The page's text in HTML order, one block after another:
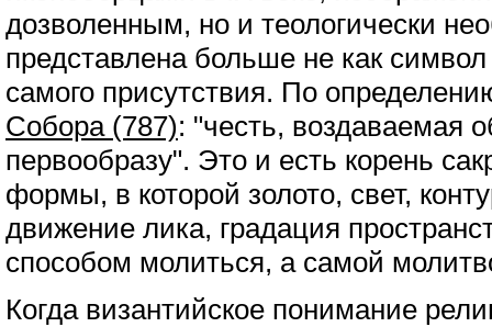
дозволенным, но и теологически
представлена больше не как
самого присутствия. По
Собора (787): "честь, воздаваемая
первообразу". Это и есть корень
формы, в которой золото, свет,
движение лика, градация
способом молиться, а самой
Когда византийское понимание